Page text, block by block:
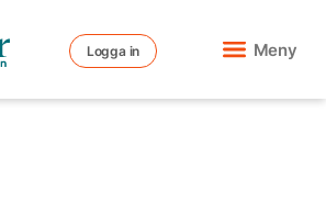
Logga in Meny